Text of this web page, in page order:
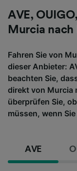
AVE,
Murcia nach
Fahren Sie von
dieser Anbieter:
beachten Sie,
direkt von Murcia
überprüfen Sie,
müssen, wenn
AVE